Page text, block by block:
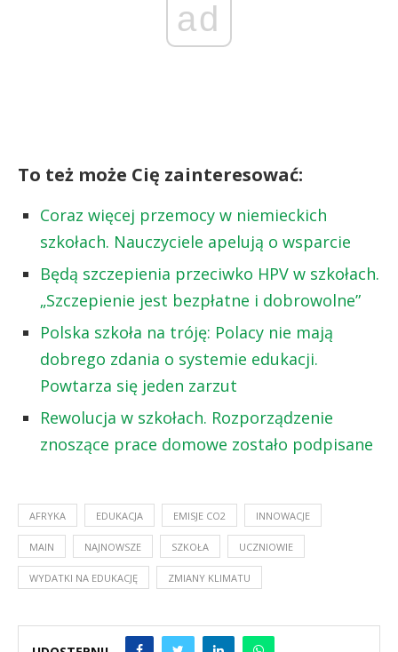
ad
To też może Cię zainteresować:
Coraz więcej przemocy w niemieckich
szkołach. Nauczyciele apelują o wsparcie
Będą szczepienia przeciwko HPV w szkołach.
„Szczepienie jest bezpłatne i dobrowolne”
Polska szkoła na tróję: Polacy nie mają
dobrego zdania o systemie edukacji.
Powtarza się jeden zarzut
Rewolucja w szkołach. Rozporządzenie
znoszące prace domowe zostało podpisane
AFRYKA EDUKACJA EMISJE CO2 INNOWACJE
MAIN NAJNOWSZE SZKOŁA UCZNIOWIE
WYDATKI NA EDUKACJĘ ZMIANY KLIMATU